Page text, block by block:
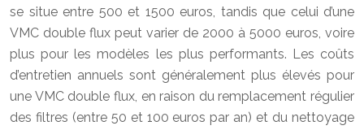
se situe entre 500 et 1500 euros, tandis que celui d’une
VMC double flux peut varier de 2000 à 5000 euros, voire
plus pour les modèles les plus performants. Les coûts
d’entretien annuels sont généralement plus élevés pour
une VMC double flux, en raison du remplacement régulier
des filtres (entre 50 et 100 euros par an) et du nettoyage